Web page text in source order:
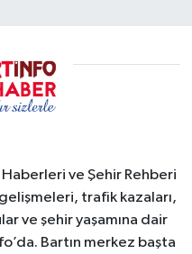
Haberleri ve Şehir Rehberi
trafik kazaları,
ve şehir yaşamına dair
Bartın merkez başta